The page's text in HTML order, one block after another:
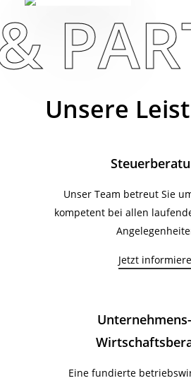
Unsere
Unser Team betreut Sie
kompetent bei allen
Jetzt
Eine fundierte